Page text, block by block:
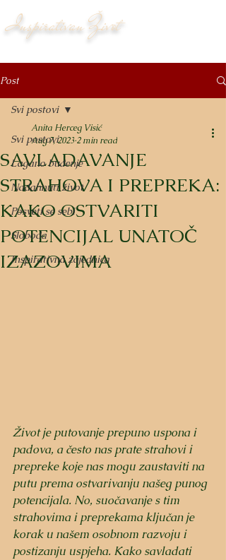
Inspirativan Život
Post
Svi postovi
Lagano buđenje
Nadahnuti život
Posveti se sebi
Sloboda
Inspirativna zajednica
Svi postovi
SAVLADAVANJE
STRAHOVA I PREPREKA:
KAKO OSTVARITI
POTENCIJAL UNATOČ
IZAZOVIMA
Anita Herceg Visić
Aug 7, 2023 2 min read
Život je putovanje prepuno uspona i
padova, a često nas prate strahovi i
prepreke koje nas mogu zaustaviti na
putu prema ostvarivanju našeg punog
potencijala. No, suočavanje s tim
strahovima i preprekama ključan je
korak u našem osobnom razvoju i
postizanju uspjeha. Kako savladati